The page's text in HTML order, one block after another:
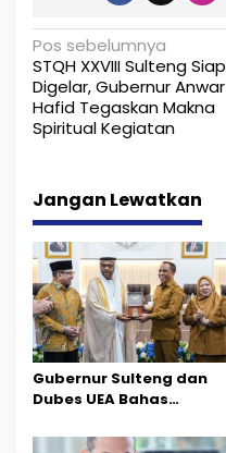
N
a
v
g
a
s
i
p
o
s
Pos sebelumnya
STQH XXVIII Sulteng Siap
Digelar, Gubernur Anwar
Hafid Tegaskan Makna
Spiritual Kegiatan
Jangan Lewatkan
Gubernur Sulteng dan
Dubes UEA Bahas
Sektor Jadi Prioritas